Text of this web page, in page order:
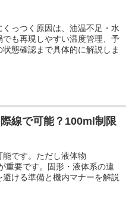
っつく原因は、油温不足・水
も再現しやすい温度管理、予
態確認まで具体的に解説しま
線で可能？100ml制限
です。ただし液体物
重要です。固形・液体系の違
ける準備と機内マナーを解説